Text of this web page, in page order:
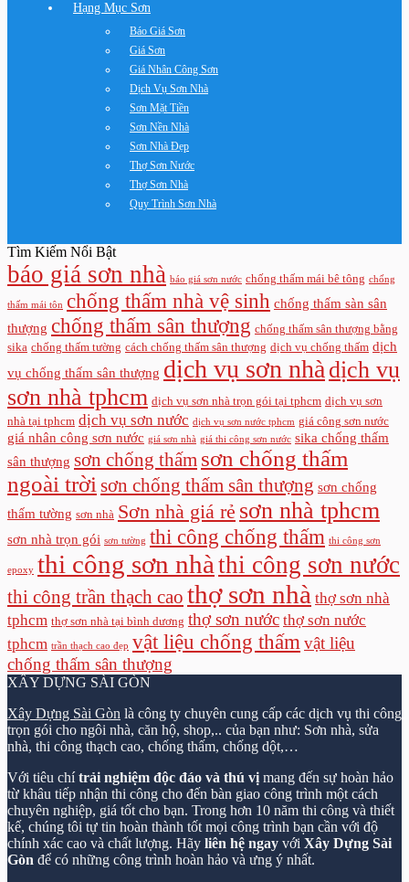
Hạng Mục Sơn
Báo Giá Sơn
Giá Sơn
Giá Nhân Công Sơn
Dịch Vụ Sơn Nhà
Sơn Mặt Tiền
Sơn Nền Nhà
Sơn Nhà Đẹp
Thợ Sơn Nước
Thợ Sơn Nhà
Quy Trình Sơn Nhà
Tìm Kiếm Nổi Bật
báo giá sơn nhà báo giá sơn nước chống thấm mái bê tông chống
thấm mái tôn chống thấm nhà vệ sinh chống thấm sàn sân
thượng chống thấm sân thượng chống thấm sân thượng bằng
sika chống thấm tường cách chống thấm sân thượng dịch vụ chống thấm dịch
vụ chống thấm sân thượng dịch vụ sơn nhà dịch vụ
sơn nhà tphcm dịch vụ sơn nhà trọn gói tại tphcm dịch vụ sơn
nhà tại tphcm dịch vụ sơn nước dịch vụ sơn nước tphcm giá công sơn nước
giá nhân công sơn nước giá sơn nhà giá thi công sơn nước sika chống thấm
sân thượng sơn chống thấm sơn chống thấm
ngoài trời sơn chống thấm sân thượng sơn chống
thấm tường sơn nhà Sơn nhà giá rẻ sơn nhà tphcm
sơn nhà trọn gói sơn tường thi công chống thấm thi công sơn
epoxy thi công sơn nhà thi công sơn nước
thi công trần thạch cao thợ sơn nhà thợ sơn nhà
tphcm thợ sơn nhà tại bình dương thợ sơn nước thợ sơn nước
tphcm trần thạch cao đẹp vật liệu chống thấm vật liệu
chống thấm sân thượng
XÂY DỰNG SÀI GÒN
Xây Dựng Sài Gòn là công ty chuyên cung cấp các dịch vụ thi công
trọn gói cho ngôi nhà, căn hộ, shop,.. của bạn như: Sơn nhà, sửa
nhà, thi công thạch cao, chống thấm, chống dột,…
Với tiêu chítrải nghiệm độc đáo và thú vị mang đến sự hoàn hảo
từ khâu tiếp nhận thi công cho đến bàn giao công trình một cách
chuyên nghiệp, giá tốt cho bạn. Trong hơn 10 năm thi công và thiết
kế, chúng tôi tự tin hoàn thành tốt mọi công trình bạn cần với độ
chính xác cao và chất lượng. Hãy liên hệ ngay với Xây Dựng Sài
Gòn để có những công trình hoàn hảo và ưng ý nhất.